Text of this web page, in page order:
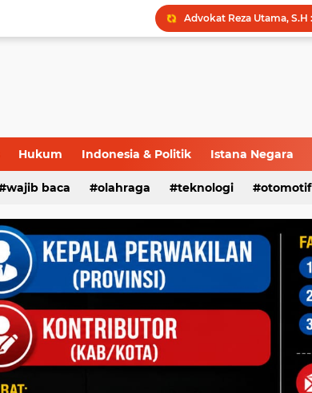
Hukum Indonesia & Politik Istana Negara
wajib baca olahraga teknologi otomotif